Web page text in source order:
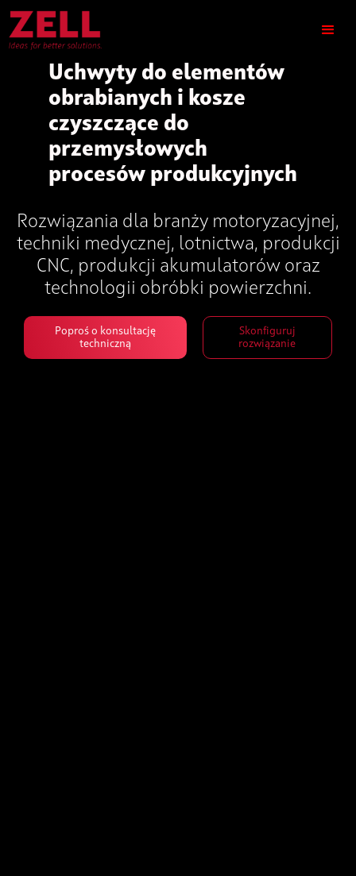
Uchwyty do elementów
obrabianych i kosze
czyszczące do
przemysłowych
procesów produkcyjnych
Rozwiązania dla branży motoryzacyjnej,
techniki medycznej, lotnictwa, produkcji
CNC, produkcji akumulatorów oraz
technologii obróbki powierzchni.
Poproś o konsultację
techniczną
Skonfiguruj
rozwiązanie